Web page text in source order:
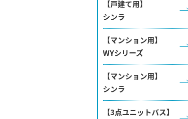
【戸建て用】
シンラ
【マンション用】
WYシリーズ
【マンション用】
シンラ
【3点ユニットバス】